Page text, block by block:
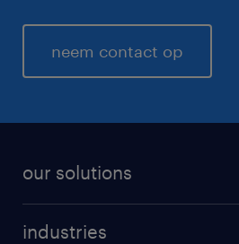
neem contact op
our solutions
industries